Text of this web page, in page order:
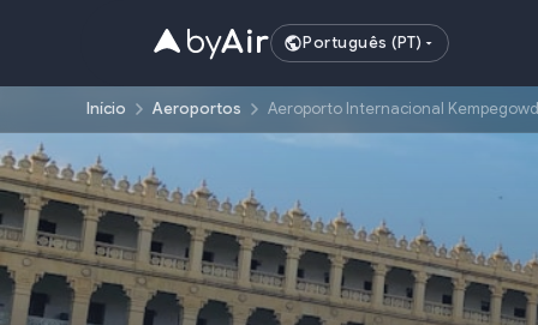
Português (PT)
Início Aeroportos Aeroporto Internacional